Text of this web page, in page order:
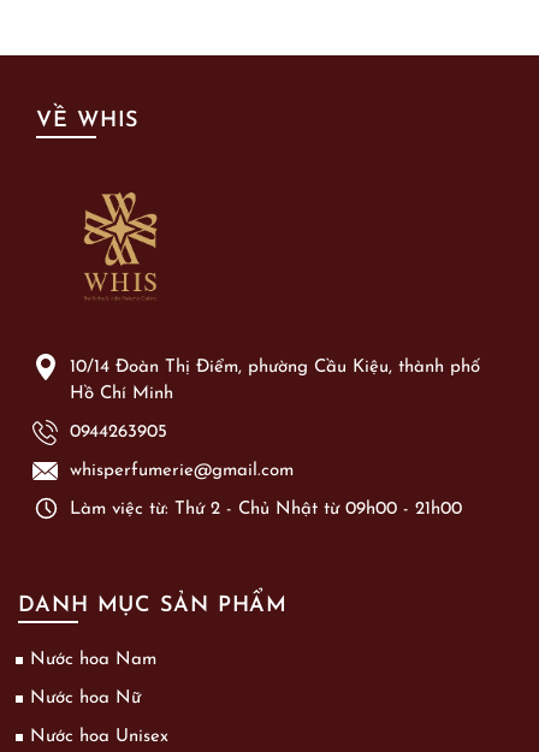
VỀ WHIS
10/14 Đoàn Thị Điểm, phường Cầu Kiệu, thành phố
Hồ Chí Minh
0944263905
whisperfumerie@gmail.com
Làm việc từ: Thứ 2 - Chủ Nhật từ 09h00 - 21h00
DANH MỤC SẢN PHẨM
Nước hoa Nam
Nước hoa Nữ
Nước hoa Unisex